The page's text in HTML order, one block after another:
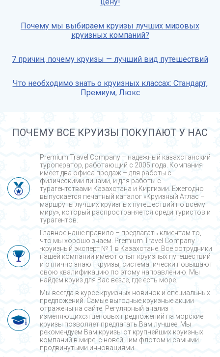
Почему мы выбираем круизы лучших мировых
круизных компаний?
7 причин, почему круизы — лучший вид путешествий
Что необходимо знать о круизных классах: Стандарт,
Премиум, Люкс
ПОЧЕМУ ВСЕ КРУИЗЫ ПОКУПАЮТ У НАС
Premium Travel Company – надежный казахстанский
туроператор, работающий с 2005 года. Компания
имеет два офиса продаж – для работы с
физическими лицами, и для работы с
турагентствами Казахстана и Киргизии. Ежегодно
выпускается печатный каталог «Круизный Атлас –
маршруты лучших круизных путешествий по всему
миру», который распространяется среди туристов и
турагентов.
Главное наше правило – предлагать клиентам то,
что мы хорошо знаем. Premium Travel Company
-круизный эксперт № 1 в Казахстане. Все сотрудники
нашей компании имеют опыт круизных путешествий
и отлично знают круизы, систематически повышают
свою квалификацию по этому направлению. Мы
найдем круиз для Вас везде, где есть море.
Мы всегда в курсе круизных новинок и специальных
предложений. Самые выгодные круизные акции
отражены на сайте. Регулярный анализ
изменяющихся ценовых предложений на морские
круизы позволяет предлагать Вам лучшее. Мы
рекомендуем Вам круизы от крупнейших круизных
компаний в мире, с новейшим флотом и самыми
продвинутыми инновациями.